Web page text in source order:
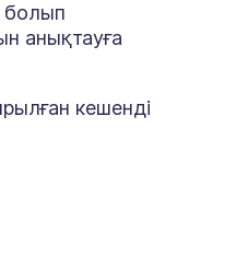
болып
анықтауға
кешенді